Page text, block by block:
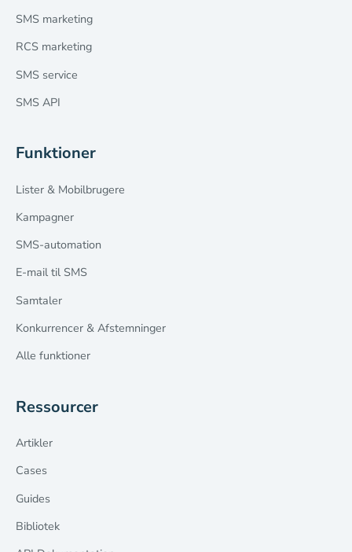
SMS marketing
RCS marketing
SMS service
SMS API
Funktioner
Lister & Mobilbrugere
Kampagner
SMS-automation
E-mail til SMS
Samtaler
Konkurrencer & Afstemninger
Alle funktioner
Ressourcer
Artikler
Cases
Guides
Bibliotek